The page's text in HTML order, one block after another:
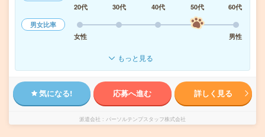
20代
30代 40代 50代
60代
男女比率
女性
男性
もっと見る
気になる! 応募へ進む 詳しく見る
派遣会社 パーソルテンプスタッフ株式会社